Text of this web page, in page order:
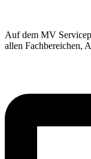
Auf dem MV
allen Fachbereichen,